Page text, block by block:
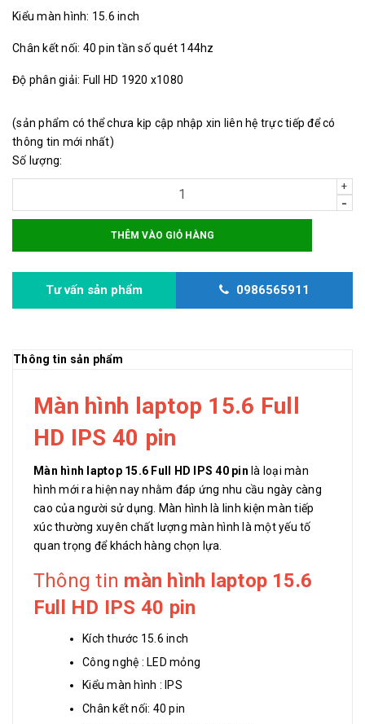
Kiểu màn hình: 15.6 inch
Chân kết nối: 40 pin tần số quét 144hz
Độ phân giải: Full HD 1920 x1080
(sản phẩm có thể chưa kịp cập nhập xin liên hệ trực tiếp để có
thông tin mới nhất)
Số lượng:
+
-
THÊM VÀO GIỎ HÀNG
Tư vấn sản phẩm 0986565911
Thông tin sản phẩm
Màn hình laptop 15.6 Full
HD IPS 40 pin
Màn hình laptop 15.6 Full HD IPS 40 pin là loại màn
hình mới ra hiện nay nhằm đáp ứng nhu cầu ngày càng
cao của người sử dụng. Màn hình là linh kiện màn tiếp
xúc thường xuyên chất lượng màn hình là một yếu tố
quan trọng để khách hàng chọn lựa.
Thông tin màn hình laptop 15.6
Full HD IPS 40 pin
Kích thước 15.6 inch
Công nghệ : LED mỏng
Kiểu màn hình : IPS
Chân kết nối: 40 pin